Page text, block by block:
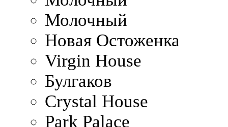
Молочный
Новая Остоженка
Virgin House
Булгаков
Crystal House
Park Palace